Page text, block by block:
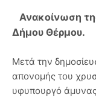
Ανακοίνωση
Δήμου Θέρμου.
Μετά την
απονομής του
υφυπουργό